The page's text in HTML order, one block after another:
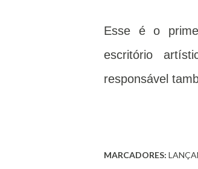
Esse é o
escritório
responsável
MARCADORES: